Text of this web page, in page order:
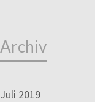
Archiv
Juli 2019